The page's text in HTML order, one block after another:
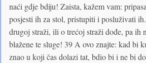
naći gdje bdiju! Zaista, kažem vam:
posjesti ih za stol, pristupiti i posluživati
drugoj straži, ili o trećoj straži dođe, pa ih
blažene te sluge! 39 A ovo znajte: kad bi
znao u koji čas dolazi tat, bdio bi i ne bi